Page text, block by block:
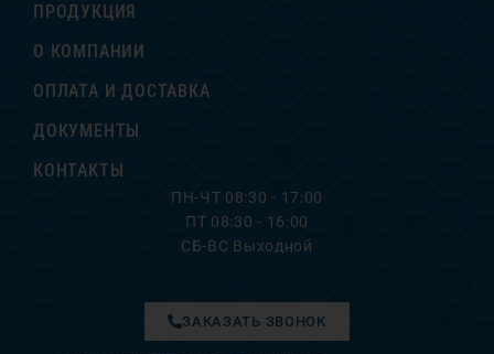
ПРОДУКЦИЯ
О КОМПАНИИ
ОПЛАТА И ДОСТАВКА
ДОКУМЕНТЫ
КОНТАКТЫ
ПН-ЧТ 08:30 - 17:00
ПТ 08:30 - 16:00
СБ-ВС Выходной
ЗАКАЗАТЬ ЗВОНОК